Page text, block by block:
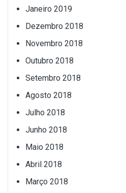
Janeiro 2019
Dezembro 2018
Novembro 2018
Outubro 2018
Setembro 2018
Agosto 2018
Julho 2018
Junho 2018
Maio 2018
Abril 2018
Março 2018